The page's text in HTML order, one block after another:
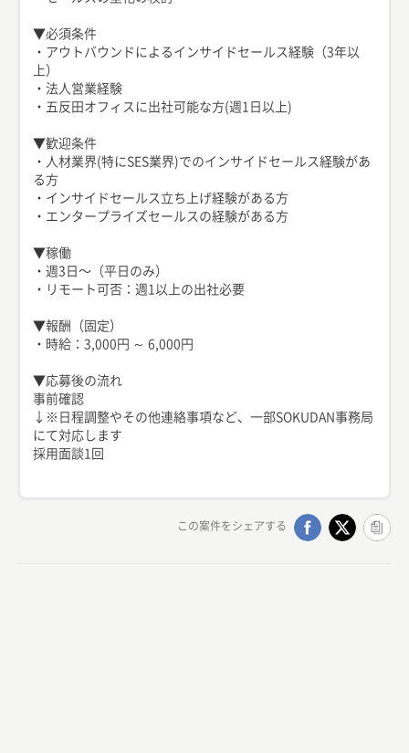
▼必須条件
・アウトバウンドによるインサイドセールス経験（3年以
上）
・法人営業経験
・五反田オフィスに出社可能な方(週1日以上)
▼歓迎条件
・人材業界(特にSES業界)でのインサイドセールス経験があ
る方
・インサイドセールス立ち上げ経験がある方
・エンタープライズセールスの経験がある方
▼稼働
・週3日〜（平日のみ）
・リモート可否：週1以上の出社必要
▼報酬（固定）
・時給：3,000円 ～ 6,000円
▼応募後の流れ
事前確認
↓※日程調整やその他連絡事項など、一部SOKUDAN事務局
にて対応します
採用面談1回
この案件をシェアする